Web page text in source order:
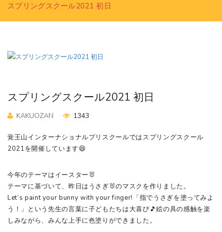
スプリングスクール2021 初日
スプリングスクール2021 初日
KAKUOZAN 1343
覚王山インターナショナルプリスクールではスプリングスクール
2021を開催しています😄
今年のテーマはイースター🐰
テーマに基づいて、昨日はうさぎ🐰のマスクを作りました。
Let’s paint your bunny with your finger!「指でうさぎを塗ってみよ
う！」という先生の言葉に子どもたちは大喜び🎵絵の具の感触を楽
しみながら、みんな上手に色塗りができました。